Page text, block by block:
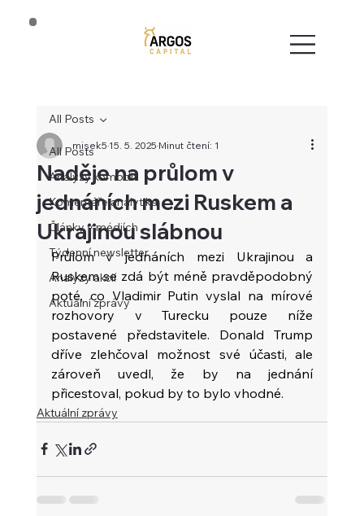
All Posts
Analýzy komodit
Komentáře analytika
Články v médiích
Týdenní newsletter
Analýzy akcií
Aktuální zprávy
All Posts
Naděje na průlom v
jednáních mezi Ruskem a
Ukrajinou slábnou
misek515. 5. 2025Minut čtení: 1
Průlom v jednáních mezi Ukrajinou a
Ruskem se zdá být méně pravděpodobný
poté, co Vladimir Putin vyslal na mírové
rozhovory v Turecku pouze níže
postavené představitele. Donald Trump
dříve zlehčoval možnost své účasti, ale
zároveň uvedl, že by na jednání
přicestoval, pokud by to bylo vhodné.
Aktuální zprávy